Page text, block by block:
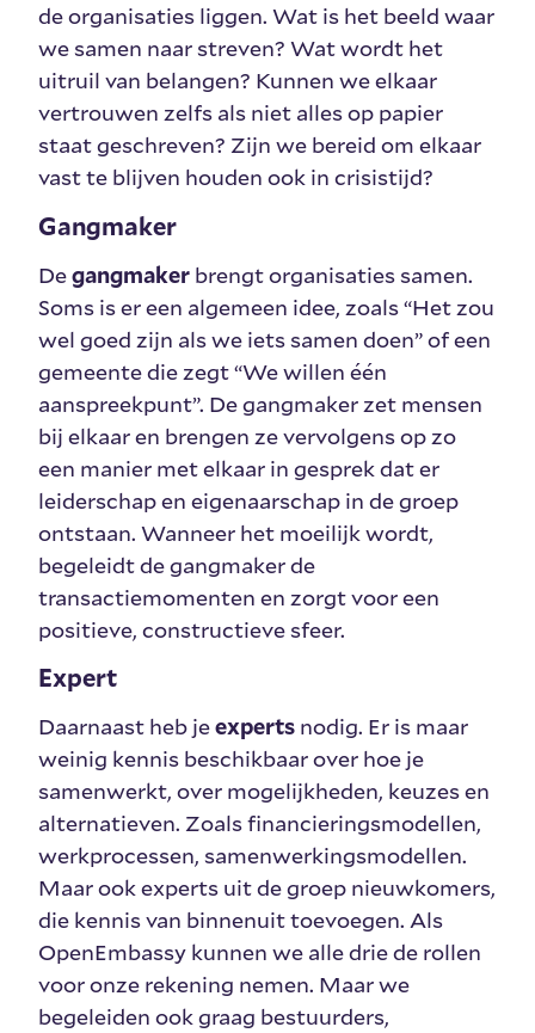
de organisaties liggen. Wat is het beeld waar
we samen naar streven? Wat wordt het
uitruil van belangen? Kunnen we elkaar
vertrouwen zelfs als niet alles op papier
staat geschreven? Zijn we bereid om elkaar
vast te blijven houden ook in crisistijd?
Gangmaker
Degangmaker brengt organisaties samen.
Soms is er een algemeen idee, zoals “Het zou
wel goed zijn als we iets samen doen” of een
gemeente die zegt “We willen één
aanspreekpunt”. De gangmaker zet mensen
bij elkaar en brengen ze vervolgens op zo
een manier met elkaar in gesprek dat er
leiderschap en eigenaarschap in de groep
ontstaan. Wanneer het moeilijk wordt,
begeleidt de gangmaker de
transactiemomenten en zorgt voor een
positieve, constructieve sfeer.
Expert
Daarnaast heb jeexperts nodig. Er is maar
weinig kennis beschikbaar over hoe je
samenwerkt, over mogelijkheden, keuzes en
alternatieven. Zoals financieringsmodellen,
werkprocessen, samenwerkingsmodellen.
Maar ook experts uit de groep nieuwkomers,
die kennis van binnenuit toevoegen. Als
OpenEmbassy kunnen we alle drie de rollen
voor onze rekening nemen. Maar we
begeleiden ook graag bestuurders,